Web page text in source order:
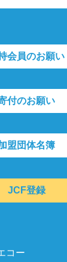
会員のお願い
付のお願い
盟団体名簿
JCF登録
コー